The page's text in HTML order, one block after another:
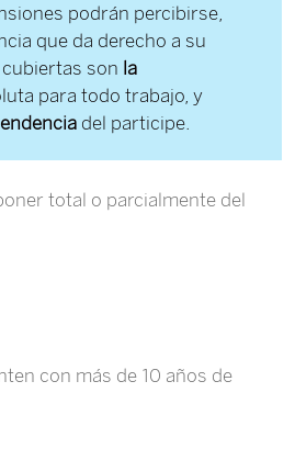
podrán percibirse,
que da derecho a su
son la
para todo trabajo, y
del participe.
total o parcialmente del
con más de 10 años de